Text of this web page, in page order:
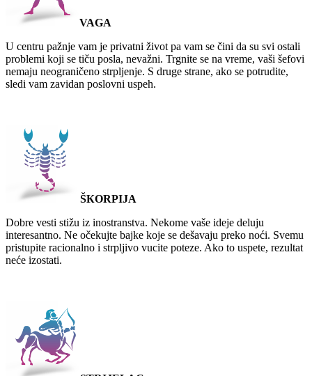
VAGA
U centru pažnje vam je privatni život pa vam se čini da su svi ostali
problemi koji se tiču posla, nevažni. Trgnite se na vreme, vaši šefovi
nemaju neograničeno strpljenje. S druge strane, ako se potrudite,
sledi vam zavidan poslovni uspeh.
ŠКORPIJA
Dobre vesti stižu iz inostranstva. Nekome vaše ideje deluju
interesantno. Ne očekujte bajke koje se dešavaju preko noći. Svemu
pristupite racionalno i strpljivo vucite poteze. Ako to uspete, rezultat
neće izostati.